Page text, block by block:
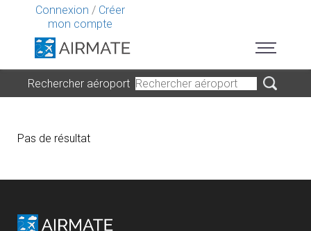
Connexion / Créer
mon compte
Rechercher aéroport
Pas de résultat